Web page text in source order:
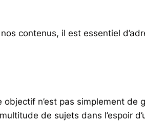
contenus, il est essentiel
n’est pas simplement de
de sujets dans l’espoir